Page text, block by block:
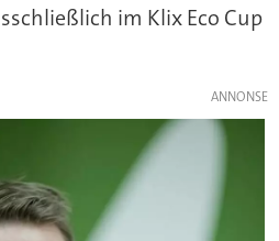
im Klix Eco Cup